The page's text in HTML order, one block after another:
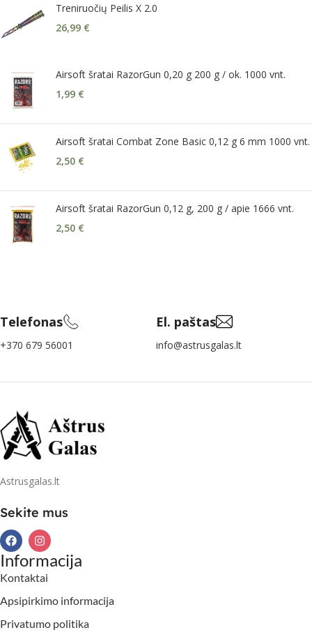
Treniruočių Peilis X 2.0
26,99 €
Airsoft šratai RazorGun 0,20 g 200 g / ok. 1000 vnt.
1,99 €
Airsoft šratai Combat Zone Basic 0,12 g 6 mm 1000 vnt.
2,50 €
Airsoft šratai RazorGun 0,12 g, 200 g / apie 1666 vnt.
2,50 €
Telefonas
+370 679 56001
El. paštas
info@astrusgalas.lt
Astrusgalas.lt
Sekite mus
Informacija
Kontaktai
Apsipirkimo informacija
Privatumo politika